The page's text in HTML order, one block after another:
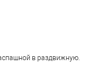
в раздвижную.